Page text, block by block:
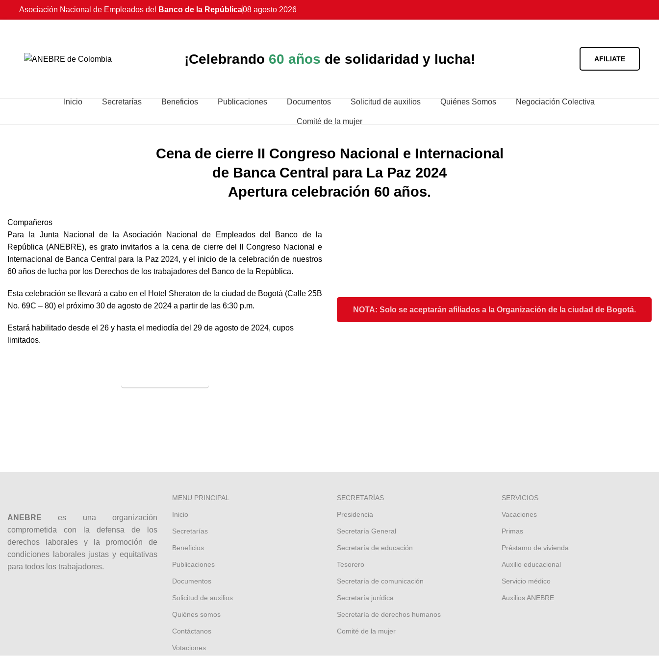
Asociación Nacional de Empleados del Banco de la República08 agosto 2026
¡Celebrando 60 años de solidaridad y lucha! AFILIATE
Inicio Secretarías Beneficios Publicaciones Documentos Solicitud de auxilios Quiénes Somos Negociación Colectiva
Comité de la mujer
Cena de cierre II Congreso Nacional e Internacional
de Banca Central para La Paz 2024
Apertura celebración 60 años.
Compañeros
Para la Junta Nacional de la Asociación Nacional de Empleados del Banco de la
República (ANEBRE), es grato invitarlos a la cena de cierre del II Congreso Nacional e
Internacional de Banca Central para la Paz 2024, y el inicio de la celebración de nuestros
60 años de lucha por los Derechos de los trabajadores del Banco de la República.
Esta celebración se llevará a cabo en el Hotel Sheraton de la ciudad de Bogotá (Calle 25B
No. 69C – 80) el próximo 30 de agosto de 2024 a partir de las 6:30 p.m.
Estará habilitado desde el 26 y hasta el mediodía del 29 de agosto de 2024, cupos
limitados.
NOTA: Solo se aceptarán afiliados a la Organización de la ciudad de Bogotá.
ANEBRE es una organización
comprometida con la defensa de los
derechos laborales y la promoción de
condiciones laborales justas y equitativas
para todos los trabajadores.
MENU PRINCIPAL
Inicio
Secretarías
Beneficios
Publicaciones
Documentos
Solicitud de auxilios
Quiénes somos
Contáctanos
Votaciones
SECRETARÍAS
Presidencia
Secretaría General
Secretaría de educación
Tesorero
Secretaría de comunicación
Secretaría jurídica
Secretaría de derechos humanos
Comité de la mujer
SERVICIOS
Vacaciones
Primas
Préstamo de vivienda
Auxilio educacional
Servicio médico
Auxilios ANEBRE